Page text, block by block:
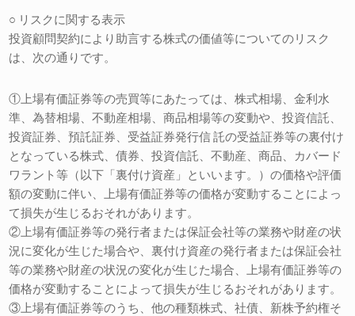
○ リスクに関する表示
投資顧問契約により助言する株式の価値等についてのリスク
は、次の通りです。
①上場有価証券等の売買等にあたっては、株式相場、金利水
準、為替相場、不動産相場、商品相場等の変動や、投資信託、
投資証券、預託証券、受益証券発行信 託の受益証券等の裏付け
となっている株式、債券、投資信託、不動産、商品、カバード
ワラント等（以下「裏付け資産」といいます。）の価格や評価
額の変動に伴い、上場有価証券等の価格が変動することによっ
て損失が生じるおそれがあります。
②上場有価証券等の発行者または保証会社等の業務や財産の状
況に変化が生じた場合や、裏付け資産の発行者または保証会社
等の業務や財産の状況の変化が生じた場合、上場有価証券等の
価格が変動することによって損失が生じるおそれがあります。
③上場有価証券等のうち、他の種類株式、社債、新株予約権そ